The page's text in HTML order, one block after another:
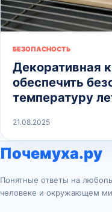
БЕЗОПАСНОСТЬ
Декоративная
обеспечить
температуру
21.08.2025
Почемуха.ру
Понятные ответы на
человеке и окружающем